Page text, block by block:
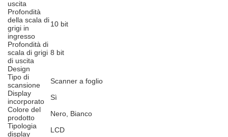
uscita
Profondità
della scala di
grigi in
ingresso
10 bit
Profondità di
scala di grigi
di uscita
8 bit
Design
Tipo di
scansione
Scanner a foglio
Display
incorporato
Sì
Colore del
prodotto
Nero, Bianco
Tipologia
display
LCD